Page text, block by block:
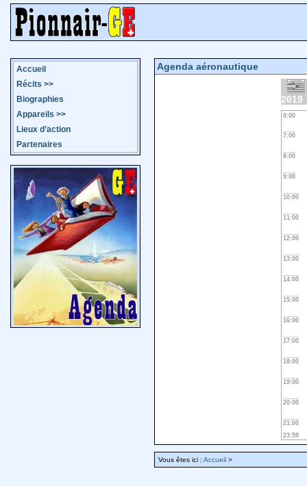
Accueil
Récits >>
Biographies
Appareils >>
Lieux d’action
Partenaires
Agenda aéronautique
2019
0:00
7:00
8:00
9:00
10:00
11:00
12:00
13:00
14:00
15:00
16:00
17:00
18:00
19:00
20:00
21:00
23:59
Vous êtes ici : Accueil >